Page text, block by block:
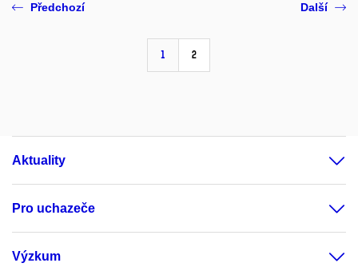
Předchozí
1 2
Další
Aktuality
Pro uchazeče
Výzkum